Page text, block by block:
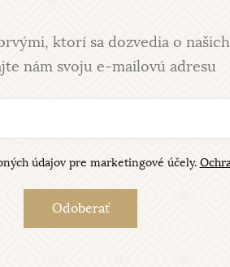
ktorí sa dozvedia o
nám svoju e-mailovú adresu
údajov pre marketingové účely.